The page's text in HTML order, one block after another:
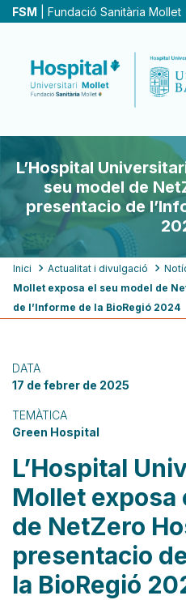
Vés
FSM | Fundació Sanitària Mollet
L’Hospital
seu model de
presentacio de
Fil
d'ariadna
Inici Actualitat i divulgació
Mollet exposa el seu model de
de l’Informe de la BioRegió 2024
DATA
17 de febrer de 2025
TEMÀTICA
Green Hospital
L’Hospital
Mollet exposa
de NetZero
presentacio
la BioRegió